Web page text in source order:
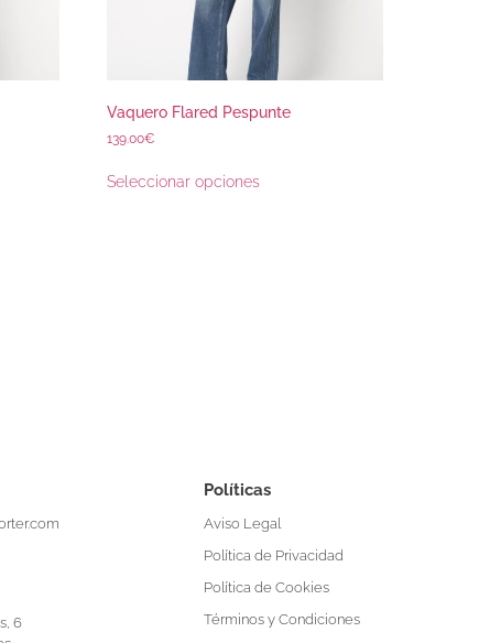
Vaquero Flared Pespunte
139.00€
Seleccionar opciones
6
Políticas
Aviso Legal
Política de Privacidad
Política de Cookies
Términos y Condiciones